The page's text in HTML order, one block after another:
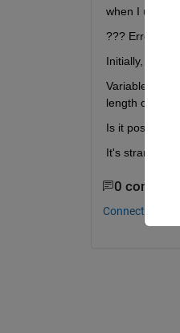
when I use
??? Error
Initially,
Variable B is
length of
Is it possible
It's strange
0
Connectez-